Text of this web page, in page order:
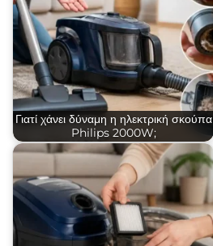
Γιατί χάνει δύναμη η ηλεκτρική σκούπα
Philips 2000W;